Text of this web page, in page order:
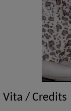
Vita / Credits